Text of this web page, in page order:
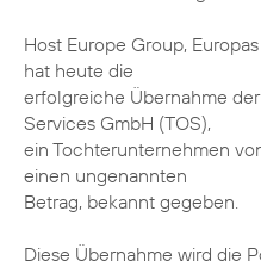
Host Europe Group,
hat heute die
erfolgreiche Übernahme
Services GmbH (TOS),
ein Tochterunternehmen
einen ungenannten
Betrag, bekannt gegeben.
Diese Übernahme wird die